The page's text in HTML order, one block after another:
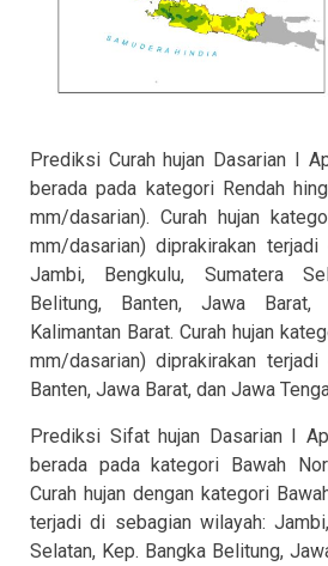
Prediksi Curah hujan Dasarian I
berada pada kategori Rendah
mm/dasarian). Curah hujan k
mm/dasarian) diprakirakan
Jambi,
Bengkulu,
Sumatera
Belitung, Banten, Jawa
Kalimantan Barat. Curah hujan k
mm/dasarian) diprakirakan
Banten, Jawa Barat, dan Jawa
Prediksi Sifat hujan Dasarian I
berada pada kategori Bawah
Curah hujan dengan kategori
terjadi di sebagian wilayah:
Selatan, Kep. Bangka Belitung,